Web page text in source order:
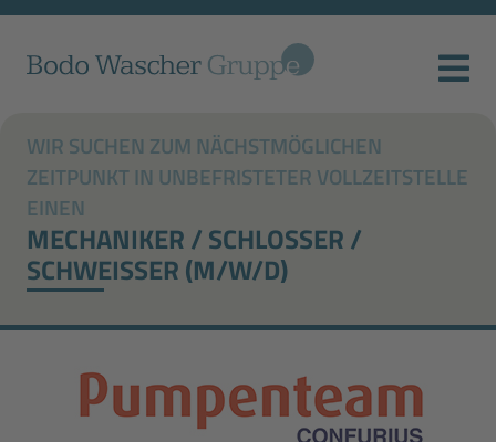
WIR SUCHEN ZUM NÄCHSTMÖGLICHEN
ZEITPUNKT IN UNBEFRISTETER VOLLZEITSTELLE
EINEN
MECHANIKER / SCHLOSSER /
SCHWEISSER (M/W/D)